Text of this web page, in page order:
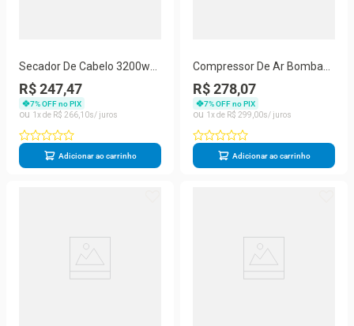
Secador De Cabelo 3200w
Profissional
R$ 247,47
7% OFF no PIX
1
R$ 266 10
Adicionar ao carrinho
Compressor De Ar Bomba
Pneu Auxiliar De Partida
Power Bank
R$ 278,07
7% OFF no PIX
1
R$ 299 00
Adicionar ao carrinho